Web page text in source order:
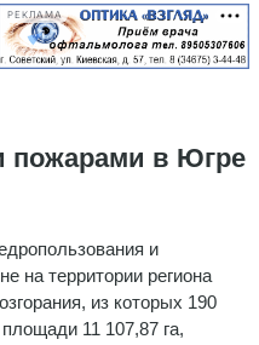
РЕКЛАМА
пожарами в Югре
и
на территории региона
из которых 190
11 107,87 га,